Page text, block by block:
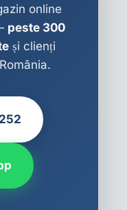
online
peste 300
și clienți